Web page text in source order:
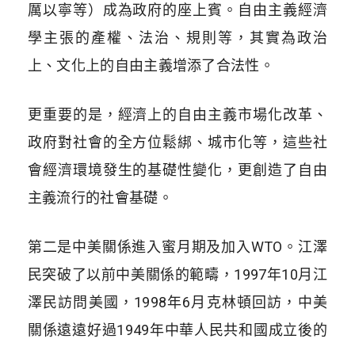
厲以寧等）成為政府的座上賓。自由主義經濟
學主張的產權、法治、規則等，其實為政治
上、文化上的自由主義增添了合法性。
更重要的是，經濟上的自由主義市場化改革、
政府對社會的全方位鬆綁、城市化等，這些社
會經濟環境發生的基礎性變化，更創造了自由
主義流行的社會基礎。
第二是中美關係進入蜜月期及加入WTO。江澤
民突破了以前中美關係的範疇，1997年10月江
澤民訪問美國，1998年6月克林頓回訪，中美
關係遠遠好過1949年中華人民共和國成立後的